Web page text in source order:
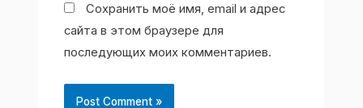
Сохранить моё имя, email и адрес
сайта в этом браузере для
последующих моих комментариев.